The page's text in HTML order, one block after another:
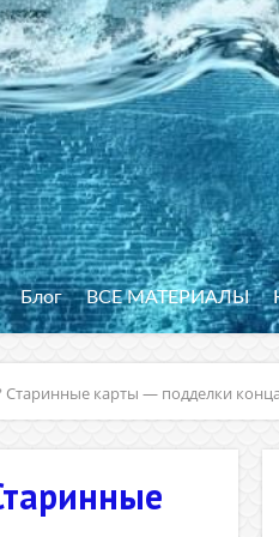
Блог ВСЕ МАТЕРИАЛЫ
карты — подделки